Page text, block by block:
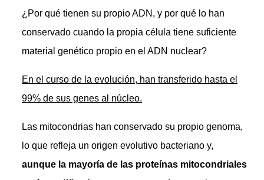
¿Por qué tienen su propio ADN, y por qué lo han
conservado cuando la propia célula tiene suficiente
material genético propio en el ADN nuclear?
En el curso de la evolución, han transferido hasta el
99% de sus genes al núcleo.
Las mitocondrias han conservado su propio genoma,
lo que refleja un origen evolutivo bacteriano y,
aunque la mayoría de las proteínas mitocondriales